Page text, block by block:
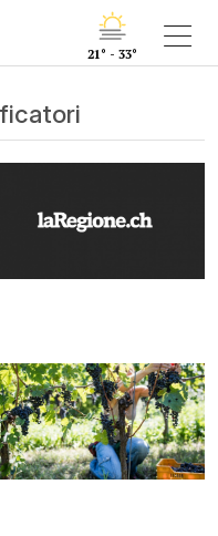
21° - 33°